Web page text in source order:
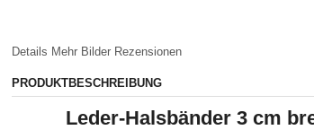
Details Mehr Bilder Rezensionen
PRODUKTBESCHREIBUNG
Leder-Halsbänder 3 cm